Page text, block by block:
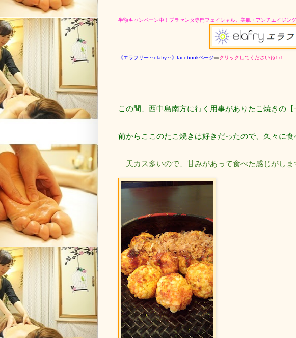
半額キャンペーン中！プラセンタ専門フェイシャル。美肌・アンチエイジン
《エラフリー ～elafry～》facebookページ⇒クリックしてくださいね♪♪♪
この間、西中島南方に行く用事がありたこ焼きの【
前からここのたこ焼きは好きだったので、久々に
天カス多いので、甘みがあって食べた感じがしま